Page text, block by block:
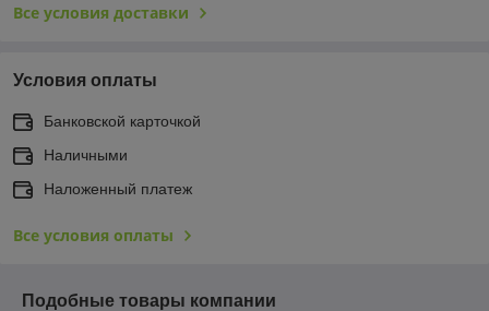
Все условия доставки
Условия оплаты
Банковской карточкой
Наличными
Наложенный платеж
Все условия оплаты
Подобные товары компании